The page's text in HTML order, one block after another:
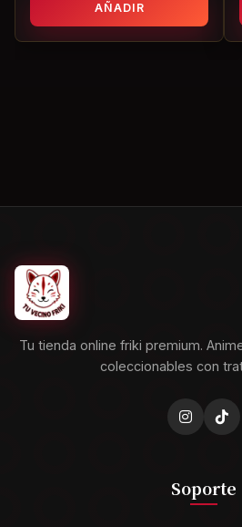
AÑADIR
Tu tienda online friki premium.
coleccionables con
Soporte